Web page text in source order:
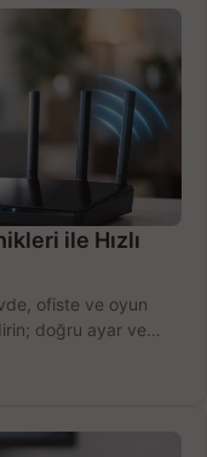
ile Hızlı
ofiste ve oyun
doğru ayar ve